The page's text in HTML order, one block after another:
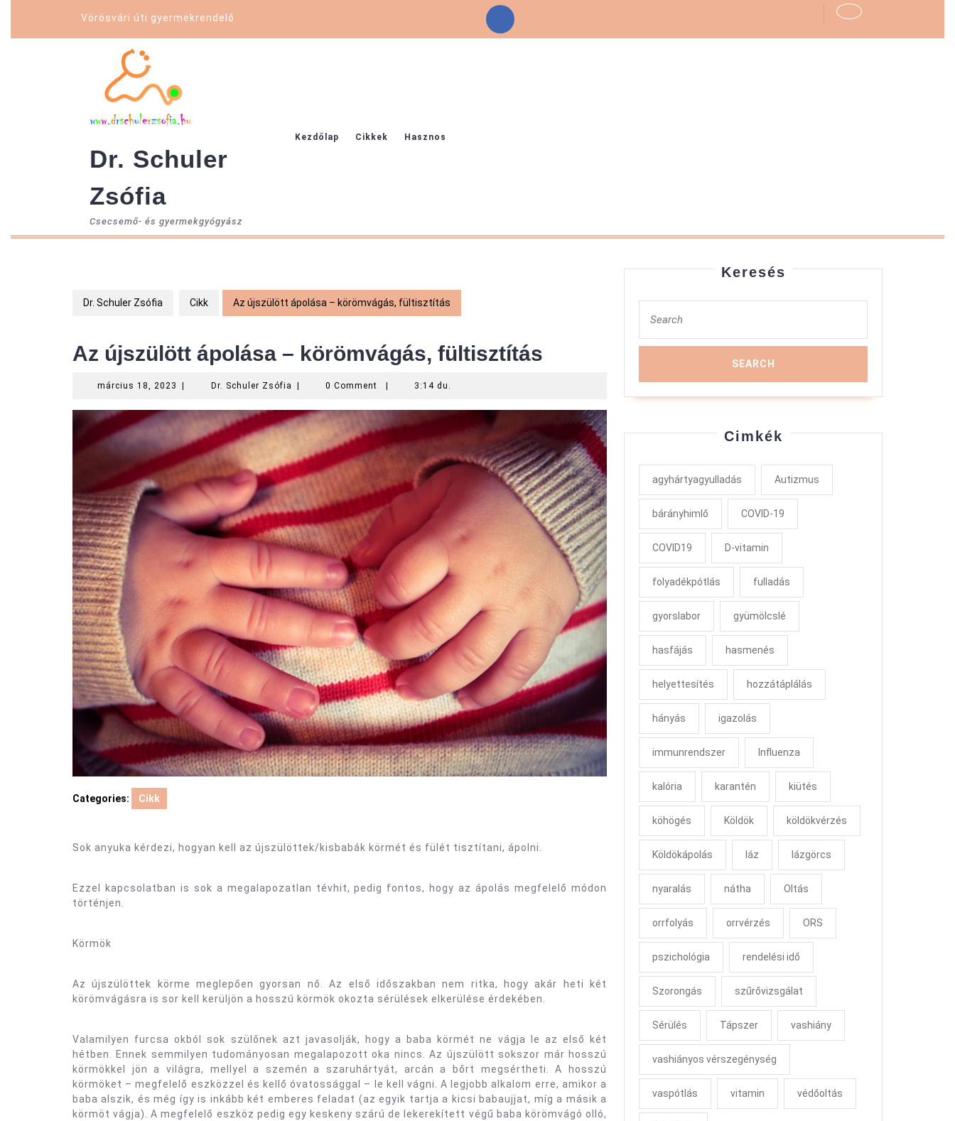
content
Vörösvári úti gyermekrendelő
Facebook
Dr. Schuler
Zsófia
Csecsemő- és gyermekgyógyász
Kezdőlap Cikkek Hasznos
Dr. Schuler Zsófia Cikk Az újszülött ápolása – körömvágás, fültisztítás
Az újszülött ápolása – körömvágás, fültisztítás
március 18, 2023 március
2023
Dr. Schuler Zsófia Dr.
Zsófia
0 Comment 3:14 du.
Categories: Cikk
Sok anyuka kérdezi, hogyan kell az újszülöttek/kisbabák körmét és fülét tisztítani, ápolni.
Ezzel kapcsolatban is sok a megalapozatlan tévhit, pedig fontos, hogy az ápolás megfelelő módon
történjen.
Körmök
Az újszülöttek körme meglepően gyorsan nő. Az első időszakban nem ritka, hogy akár heti két
körömvágásra is sor kell kerüljön a hosszú körmök okozta sérülések elkerülése érdekében.
Valamilyen furcsa okból sok szülőnek azt javasolják, hogy a baba körmét ne vágja le az első két
hétben. Ennek semmilyen tudományosan megalapozott oka nincs. Az újszülött sokszor már hosszú
körmökkel jön a világra, mellyel a szemén a szaruhártyát, arcán a bőrt megsértheti. A hosszú
körmöket – megfelelő eszközzel és kellő óvatossággal – le kell vágni. A legjobb alkalom erre, amikor a
baba alszik, és még így is inkább két emberes feladat (az egyik tartja a kicsi babaujjat, míg a másik a
körmöt vágja). A megfelelő eszköz pedig egy keskeny szárú de lekerekített végű baba körömvágó olló,
Keresés
for:
Cimkék
agyhártyagyulladás Autizmus
bárányhimlő COVID-19
COVID19 D-vitamin
folyadékpótlás fulladás
gyorslabor gyümölcslé
hasfájás hasmenés
helyettesítés hozzátáplálás
hányás igazolás
immunrendszer Influenza
kalória karantén kiütés
köhögés Köldök köldökvérzés
Köldökápolás láz lázgörcs
nyaralás nátha Oltás
orrfolyás orrvérzés ORS
pszichológia rendelési idő
Szorongás szűrővizsgálat
Sérülés Tápszer vashiány
vashiányos vérszegénység
vaspótlás vitamin védőoltás